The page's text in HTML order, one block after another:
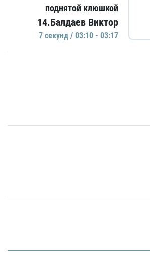
поднятой клюшкой
14.Балдаев Виктор
7 секунд / 03:10 - 03:17